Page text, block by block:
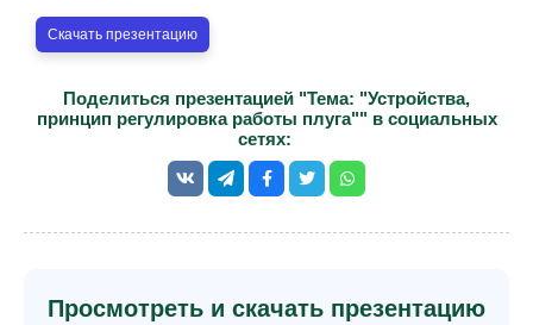
Скачать презентацию
Поделиться презентацией "Тема: "Устройства,
принцип регулировка работы плуга"" в социальных
сетях:
Просмотреть и скачать презентацию